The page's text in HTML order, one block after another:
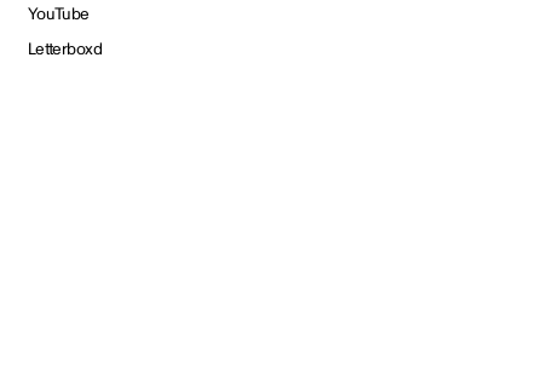
YouTube
Letterboxd